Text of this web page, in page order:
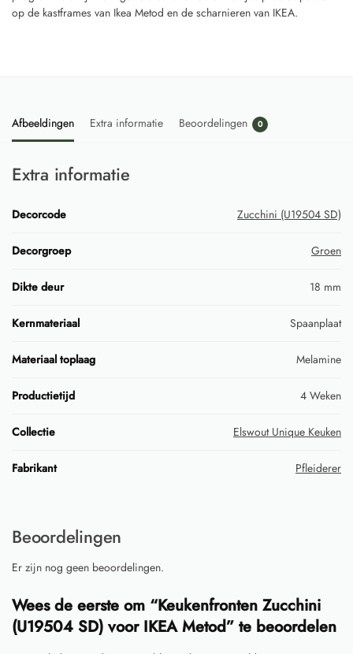
op de kastframes van Ikea Metod en de scharnieren van IKEA.
Afbeeldingen Extra informatie Beoordelingen 0
Extra informatie
Decorcode Zucchini (U19504 SD)
Decorgroep Groen
Dikte deur 18 mm
Kernmateriaal Spaanplaat
Materiaal toplaag Melamine
Productietijd 4 Weken
Collectie Elswout Unique Keuken
Fabrikant Pfleiderer
Beoordelingen
Er zijn nog geen beoordelingen.
Wees de eerste om “Keukenfronten Zucchini
(U19504 SD) voor IKEA Metod” te beoordelen